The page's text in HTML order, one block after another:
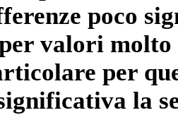
poco
valori
per
la